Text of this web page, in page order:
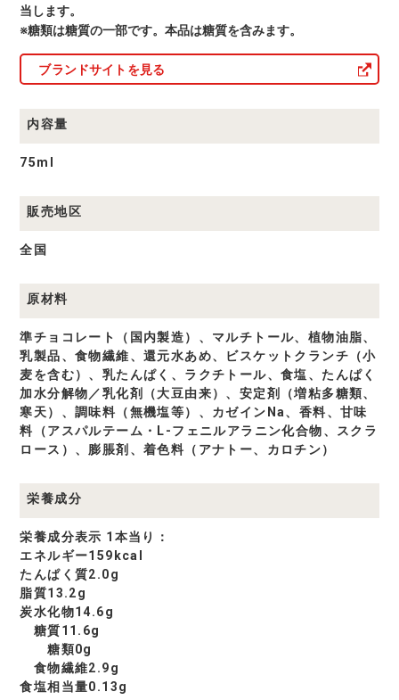
当します。
※糖類は糖質の一部です。本品は糖質を含みます。
ブランドサイトを見る
内容量
75ml
販売地区
全国
原材料
準チョコレート（国内製造）、マルチトール、植物油脂、
乳製品、食物繊維、還元水あめ、ビスケットクランチ（小
麦を含む）、乳たんぱく、ラクチトール、食塩、たんぱく
加水分解物／乳化剤（大豆由来）、安定剤（増粘多糖類、
寒天）、調味料（無機塩等）、カゼインNa、香料、甘味
料（アスパルテーム・L-フェニルアラニン化合物、スクラ
ロース）、膨脹剤、着色料（アナトー、カロチン）
栄養成分
栄養成分表示 1本当り：
エネルギー159kcal
たんぱく質2.0g
脂質13.2g
炭水化物14.6g
糖質11.6g
糖類0g
食物繊維2.9g
食塩相当量0.13g